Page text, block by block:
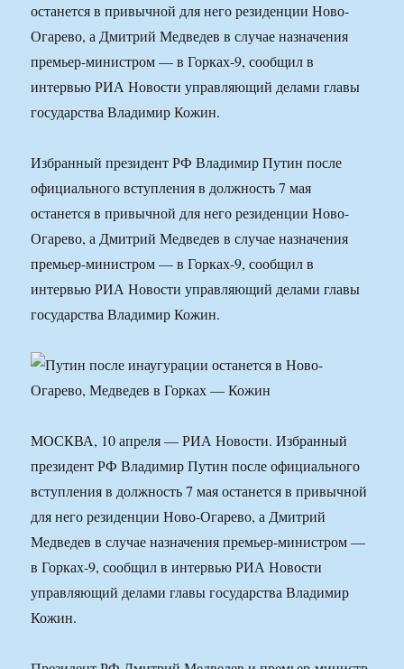
останется в привычной для него резиденции Ново-
Огарево, а Дмитрий Медведев в случае назначения
премьер-министром — в Горках-9, сообщил в
интервью РИА Новости управляющий делами главы
государства Владимир Кожин.
Избранный президент РФ Владимир Путин после
официального вступления в должность 7 мая
останется в привычной для него резиденции Ново-
Огарево, а Дмитрий Медведев в случае назначения
премьер-министром — в Горках-9, сообщил в
интервью РИА Новости управляющий делами главы
государства Владимир Кожин.
МОСКВА, 10 апреля — РИА Новости. Избранный
президент РФ Владимир Путин после официального
вступления в должность 7 мая останется в привычной
для него резиденции Ново-Огарево, а Дмитрий
Медведев в случае назначения премьер-министром —
в Горках-9, сообщил в интервью РИА Новости
управляющий делами главы государства Владимир
Кожин.